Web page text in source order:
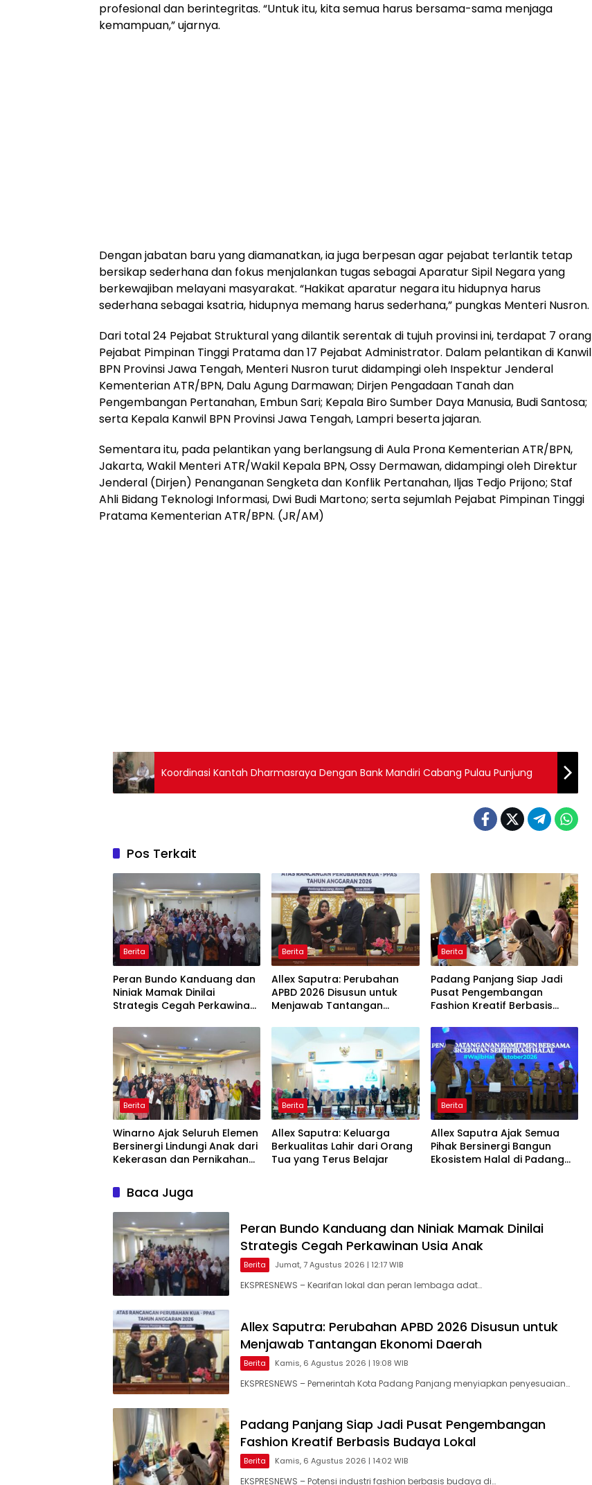
profesional dan berintegritas. “Untuk itu, kita semua harus bersama-sama menjaga
kemampuan,” ujarnya.
Dengan jabatan baru yang diamanatkan, ia juga berpesan agar pejabat terlantik tetap
bersikap sederhana dan fokus menjalankan tugas sebagai Aparatur Sipil Negara yang
berkewajiban melayani masyarakat. “Hakikat aparatur negara itu hidupnya harus
sederhana sebagai ksatria, hidupnya memang harus sederhana,” pungkas Menteri Nusron.
Dari total 24 Pejabat Struktural yang dilantik serentak di tujuh provinsi ini, terdapat 7 orang
Pejabat Pimpinan Tinggi Pratama dan 17 Pejabat Administrator. Dalam pelantikan di Kanwil
BPN Provinsi Jawa Tengah, Menteri Nusron turut didampingi oleh Inspektur Jenderal
Kementerian ATR/BPN, Dalu Agung Darmawan; Dirjen Pengadaan Tanah dan
Pengembangan Pertanahan, Embun Sari; Kepala Biro Sumber Daya Manusia, Budi Santosa;
serta Kepala Kanwil BPN Provinsi Jawa Tengah, Lampri beserta jajaran.
Sementara itu, pada pelantikan yang berlangsung di Aula Prona Kementerian ATR/BPN,
Jakarta, Wakil Menteri ATR/Wakil Kepala BPN, Ossy Dermawan, didampingi oleh Direktur
Jenderal (Dirjen) Penanganan Sengketa dan Konflik Pertanahan, Iljas Tedjo Prijono; Staf
Ahli Bidang Teknologi Informasi, Dwi Budi Martono; serta sejumlah Pejabat Pimpinan Tinggi
Pratama Kementerian ATR/BPN. (JR/AM)
Koordinasi Kantah Dharmasraya Dengan Bank Mandiri Cabang Pulau Punjung
Pos Terkait
Berita
Peran Bundo Kanduang dan
Niniak Mamak Dinilai
Strategis Cegah Perkawinan
Berita
Allex Saputra: Perubahan
APBD 2026 Disusun untuk
Menjawab Tantangan
Berita
Padang Panjang Siap Jadi
Pusat Pengembangan
Fashion Kreatif Berbasis
Berita
Winarno Ajak Seluruh Elemen
Bersinergi Lindungi Anak dari
Kekerasan dan Pernikahan
Berita
Allex Saputra: Keluarga
Berkualitas Lahir dari Orang
Tua yang Terus Belajar
Berita
Allex Saputra Ajak Semua
Pihak Bersinergi Bangun
Ekosistem Halal di Padang
Baca Juga
Peran Bundo Kanduang dan Niniak Mamak Dinilai
Strategis Cegah Perkawinan Usia Anak
Berita Jumat, 7 Agustus 2026 | 12:17 WIB
EKSPRESNEWS – Kearifan lokal dan peran lembaga adat…
Allex Saputra: Perubahan APBD 2026 Disusun untuk
Menjawab Tantangan Ekonomi Daerah
Berita Kamis, 6 Agustus 2026 | 19:08 WIB
EKSPRESNEWS – Pemerintah Kota Padang Panjang menyiapkan penyesuaian…
Padang Panjang Siap Jadi Pusat Pengembangan
Fashion Kreatif Berbasis Budaya Lokal
Berita Kamis, 6 Agustus 2026 | 14:02 WIB
EKSPRESNEWS – Potensi industri fashion berbasis budaya di…